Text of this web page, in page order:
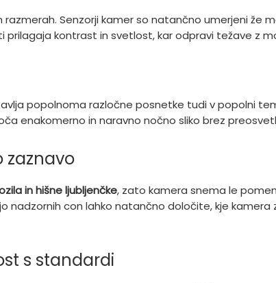
Senzorji kamer so natančno umerjeni že
prilagaja kontrast in svetlost, kar odpravi težave z
popolnoma razločne posnetke tudi v popolni
enakomerno in naravno nočno sliko brez
in hišne ljubljenčke, zato kamera snema le
nadzornih con lahko natančno določite, kje
s standardi